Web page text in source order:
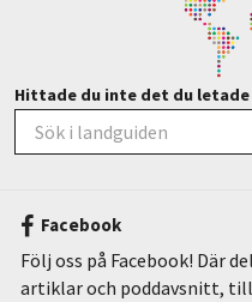
Hittade du inte det du letade
Facebook
Följ oss på Facebook! Där
artiklar och poddavsnitt,